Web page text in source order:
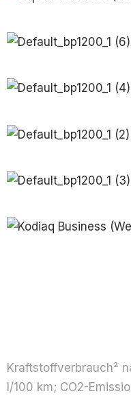
Kraftstoff­verbrauch²
l/100 km; CO2-